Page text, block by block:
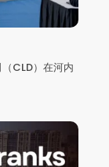
CLD）在河内